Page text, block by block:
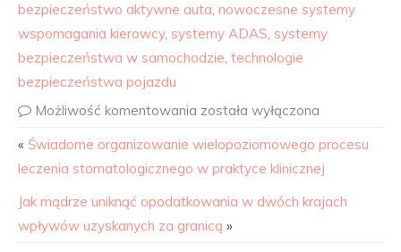
bezpieczeństwo aktywne auta, nowoczesne systemy
wspomagania kierowcy, systemy ADAS, systemy
bezpieczeństwa w samochodzie, technologie
bezpieczeństwa pojazdu
Możliwość komentowania została wyłączona
« Świadome organizowanie wielopoziomowego procesu
leczenia stomatologicznego w praktyce klinicznej
Jak mądrze uniknąć opodatkowania w dwóch krajach
wpływów uzyskanych za granicą »